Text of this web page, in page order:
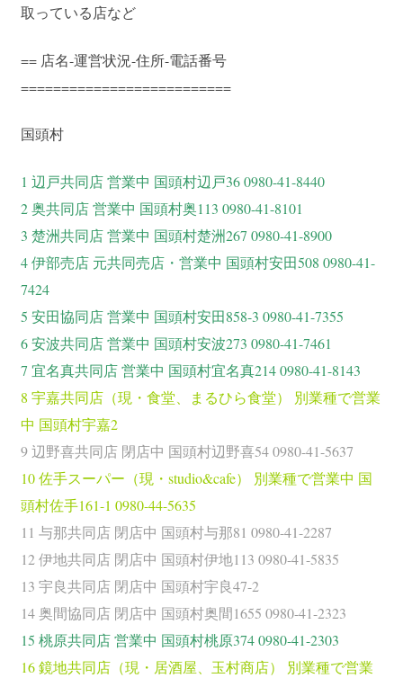
取っている店など
== 店名-運営状況-住所-電話番号
==========================
国頭村
1 辺戸共同店 営業中 国頭村辺戸36 0980-41-8440
2 奥共同店 営業中 国頭村奥113 0980-41-8101
3 楚洲共同店 営業中 国頭村楚洲267 0980-41-8900
4 伊部売店 元共同売店・営業中 国頭村安田508 0980-41-
7424
5 安田協同店 営業中 国頭村安田858-3 0980-41-7355
6 安波共同店 営業中 国頭村安波273 0980-41-7461
7 宜名真共同店 営業中 国頭村宜名真214 0980-41-8143
8 宇嘉共同店（現・食堂、まるひら食堂） 別業種で営業
中 国頭村宇嘉2
9 辺野喜共同店 閉店中 国頭村辺野喜54 0980-41-5637
10 佐手スーパー（現・studio&cafe） 別業種で営業中 国
頭村佐手161-1 0980-44-5635
11 与那共同店 閉店中 国頭村与那81 0980-41-2287
12 伊地共同店 閉店中 国頭村伊地113 0980-41-5835
13 宇良共同店 閉店中 国頭村宇良47-2
14 奥間協同店 閉店中 国頭村奥間1655 0980-41-2323
15 桃原共同店 営業中 国頭村桃原374 0980-41-2303
16 鏡地共同店（現・居酒屋、玉村商店） 別業種で営業